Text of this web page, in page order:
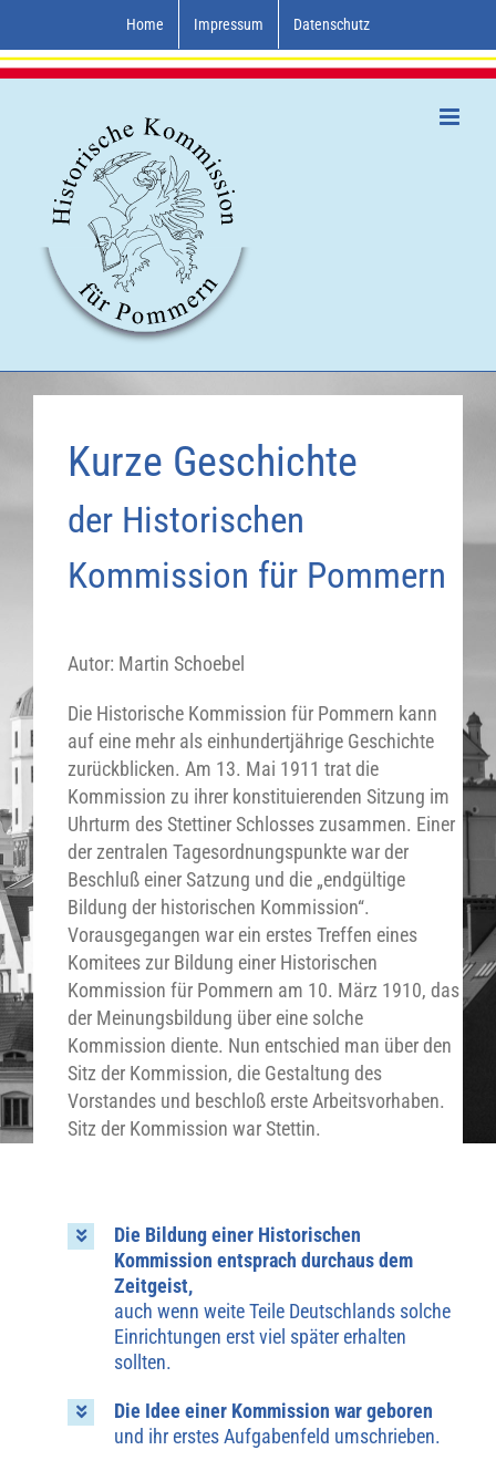
springen
Home Impressum Datenschutz
Kurze Geschichte
der Historischen
Kommission für Pommern
Autor: Martin Schoebel
Die Historische Kommission für Pommern kann
auf eine mehr als einhundertjährige Geschichte
zurückblicken. Am 13. Mai 1911 trat die
Kommission zu ihrer konstituierenden Sitzung im
Uhrturm des Stettiner Schlosses zusammen. Einer
der zentralen Tagesordnungspunkte war der
Beschluß einer Satzung und die „endgültige
Bildung der historischen Kommission“.
Vorausgegangen war ein erstes Treffen eines
Komitees zur Bildung einer Historischen
Kommission für Pommern am 10. März 1910, das
der Meinungsbildung über eine solche
Kommission diente. Nun entschied man über den
Sitz der Kommission, die Gestaltung des
Vorstandes und beschloß erste Arbeitsvorhaben.
Sitz der Kommission war Stettin.
Die Bildung einer Historischen
Kommission entsprach durchaus dem
Zeitgeist,
auch wenn weite Teile Deutschlands solche
Einrichtungen erst viel später erhalten
sollten.
Die Idee einer Kommission war geboren
und ihr erstes Aufgabenfeld umschrieben.